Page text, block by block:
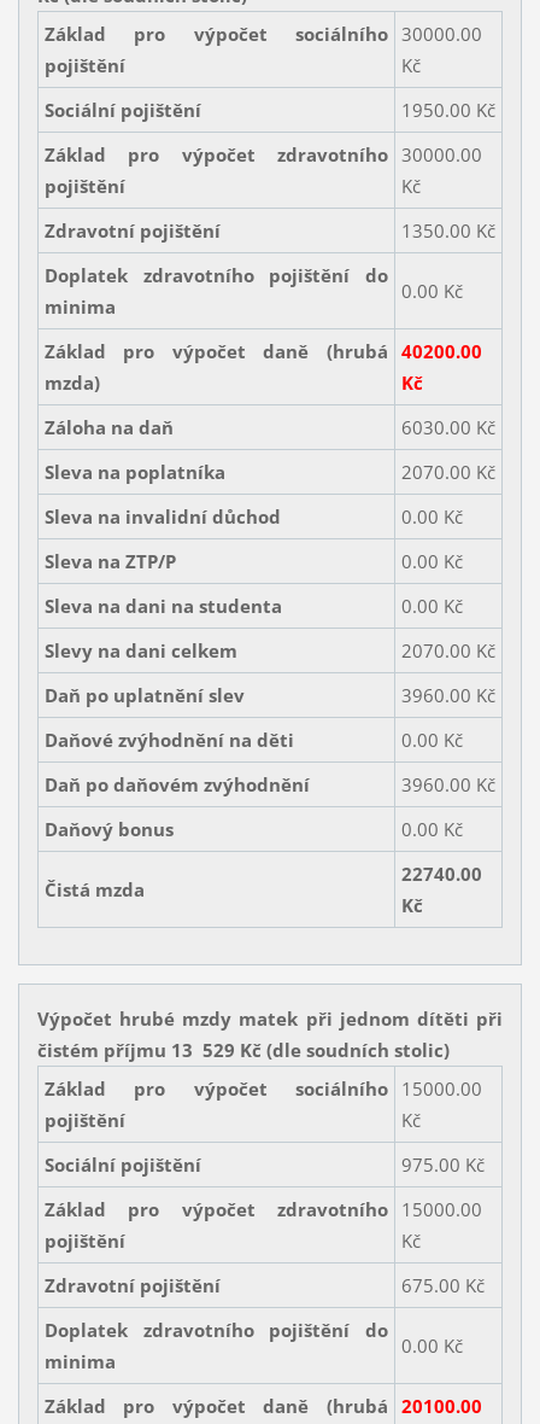
Základ pro výpočet sociálního
pojištění
30000.00
Kč
Sociální pojištění
1950.00 Kč
Základ pro výpočet zdravotního
pojištění
30000.00
Kč
Zdravotní pojištění
1350.00 Kč
Doplatek zdravotního pojištění do
minima
0.00 Kč
Základ pro výpočet daně (hrubá
mzda)
40200.00
Kč
Záloha na daň
6030.00 Kč
Sleva na poplatníka
2070.00 Kč
Sleva na invalidní důchod
0.00 Kč
Sleva na ZTP/P
0.00 Kč
Sleva na dani na studenta
0.00 Kč
Slevy na dani celkem
2070.00 Kč
Daň po uplatnění slev
3960.00 Kč
Daňové zvýhodnění na děti
0.00 Kč
Daň po daňovém zvýhodnění
3960.00 Kč
Daňový bonus
0.00 Kč
Čistá mzda
22740.00
Kč
Výpočet hrubé mzdy matek při jednom dítěti při
čistém příjmu 13 529 Kč (dle soudních stolic)
Základ pro výpočet sociálního
pojištění
15000.00
Kč
Sociální pojištění
975.00 Kč
Základ pro výpočet zdravotního
pojištění
15000.00
Kč
Zdravotní pojištění
675.00 Kč
Doplatek zdravotního pojištění do
minima
0.00 Kč
Základ pro výpočet daně (hrubá 20100.00